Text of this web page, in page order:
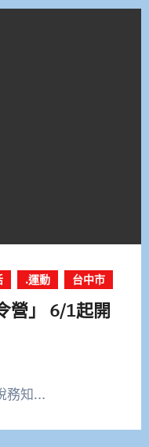
.運動 台中市
營」 6/1起開
務知…